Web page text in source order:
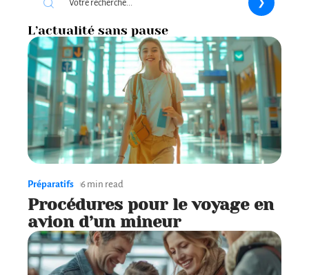
L’actualité sans pause
Préparatifs 6 min read
Procédures pour le voyage en
avion d’un mineur